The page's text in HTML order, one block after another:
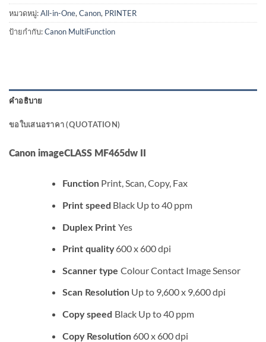
หมวดหมู่:All-in-One, Canon, PRINTER
ป้ายกำกับ:Canon MultiFunction
คำอธิบาย
ขอใบเสนอราคา (QUOTATION)
Canon imageCLASS MF465dw II
Function Print, Scan, Copy, Fax
Print speed Black Up to 40 ppm
Duplex Print Yes
Print quality600 x 600 dpi
Scannertype Colour Contact Image Sensor
Scan Resolution Up to 9,600 x 9,600 dpi
Copy speed Black Up to 40 ppm
CopyResolution 600 x 600 dpi